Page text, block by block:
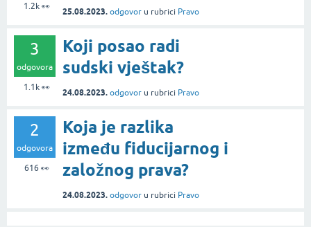
1.2k👀 25.08.2023. odgovor u rubrici Pravo
3
odgovora
1.1k👀
Koji posao radi
sudski vještak?
24.08.2023. odgovor u rubrici Pravo
2
odgovora
616 👀
Koja je razlika
između fiducijarnog i
založnog prava?
24.08.2023. odgovor u rubrici Pravo